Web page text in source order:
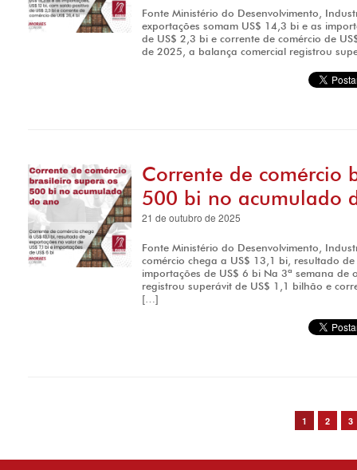
Fonte Ministério do Desenvolvimento,
exportações somam US$ 14,3 bi e as
de US$ 2,3 bi e corrente de comércio de
de 2025, a balança comercial registrou
Corrente de comércio
500 bi no acumulado
21 de outubro de 2025
Fonte Ministério do Desenvolvimento,
comércio chega a US$ 13,1 bi, resultado
importações de US$ 6 bi Na 3ª semana
registrou superávit de US$ 1,1 bilhão e
[…]
1 2 3